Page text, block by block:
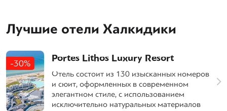
Лучшие отели Халкидики
-30% Portes Lithos Luxury Resort
Отель состоит из 130 изысканных номеров
и сюит, оформленных в современном
элегантном стиле, с использованием
исключительно натуральных материалов